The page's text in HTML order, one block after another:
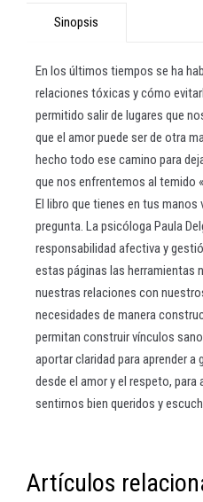
Sinopsis
En los últimos tiempos se ha
relaciones tóxicas y cómo
permitido salir de lugares que
que el amor puede ser de otra
hecho todo ese camino para
que nos enfrentemos al temido
El libro que tienes en tus manos
pregunta. La psicóloga Paula
responsabilidad afectiva y
estas páginas las herramientas
nuestras relaciones con
necesidades de manera
permitan construir vínculos
aportar claridad para aprender
desde el amor y el respeto, para
sentirnos bien queridos y
Artículos